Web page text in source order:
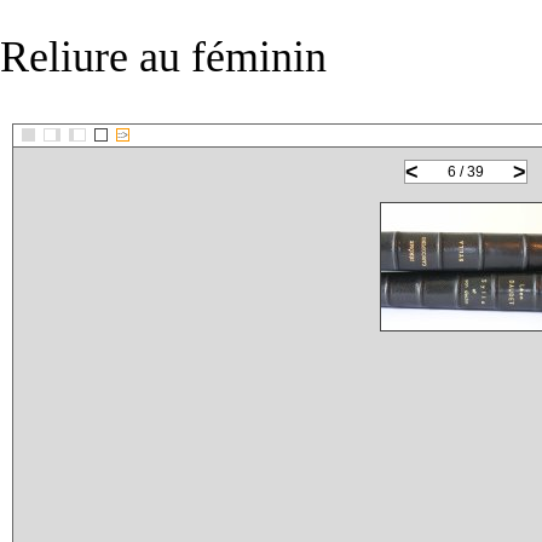
Reliure au féminin
::>
< >
6 / 39